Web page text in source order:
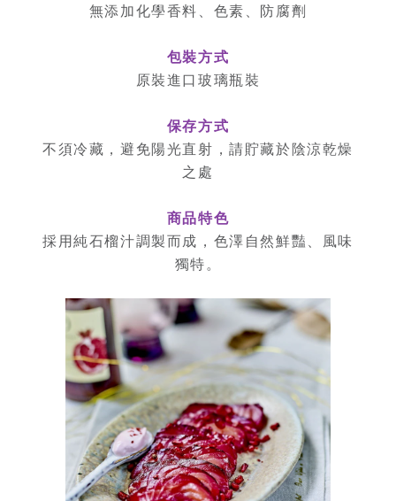
無添加化學香料、色素、防腐劑
包裝方式
原裝進口玻璃瓶裝
保存方式
不須冷藏，避免陽光直射，請貯藏於陰涼乾燥
之處
商品特色
採用純石榴汁調製而成，色澤自然鮮豔、風味
獨特。